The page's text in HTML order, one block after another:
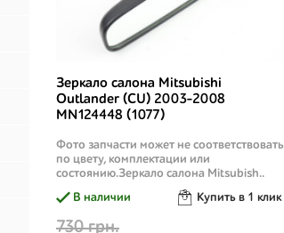
Зеркало салона Mitsubishi
Outlander (CU) 2003-2008
MN124448 (1077)
Фото запчасти может не соответствовать
по цвету, комплектации или
состоянию.Зеркало салона Mitsubish..
В наличии
Купить в 1 клик
730 грн.